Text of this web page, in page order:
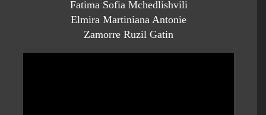
Fatima Sofia Mchedlishvili
Elmira Martiniana Antonie
Zamorre Ruzil Gatin